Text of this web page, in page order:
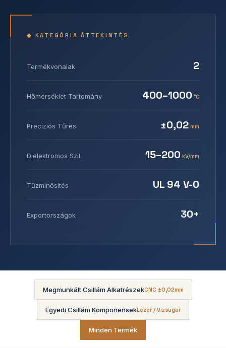
◆ KATEGÓRIA ÁTTEKINTÉS
Termékvonalak 2
Hőmérséklet Tartomány 400–1000 °C
Precíziós Tűrés ±0,02 mm
Dielektromos Szil. 15–200 kV/mm
Tűzminősítés UL 94 V-0
Exportországok 30+
Megmunkált Csillám AlkatrészekCNC ±0,02mm
Egyedi Csillám KomponensekLézer / Vízsugár
Minden Termék